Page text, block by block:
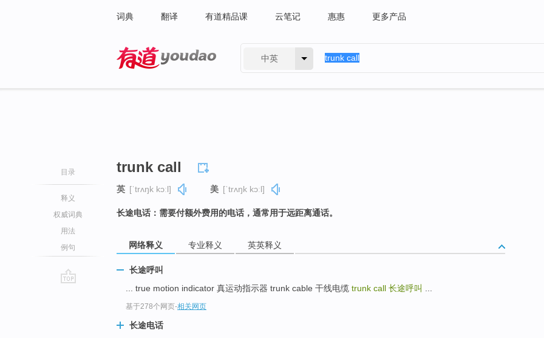
词典 翻译 有道精品课 云笔记 惠惠 更多产品
中英
目录
释义
权威词典
用法
例句
trunk call
英 [ˈtrʌŋk kɔːl] 美 [ˈtrʌŋk kɔːl]
长途电话：需要付额外费用的电话，通常用于远距离通话。
网络释义 专业释义 英英释义
长途呼叫
... true motion indicator 真运动指示器 trunk cable 干线电缆 trunk call 长途呼叫
基于278个网页-相关网页
长途电话